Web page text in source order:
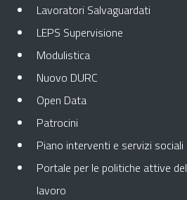
Lavoratori Salvaguardati
LEPS Supervisione
Modulistica
Nuovo DURC
Open Data
Patrocini
Piano interventi e servizi sociali
Portale per le politiche attive del
lavoro